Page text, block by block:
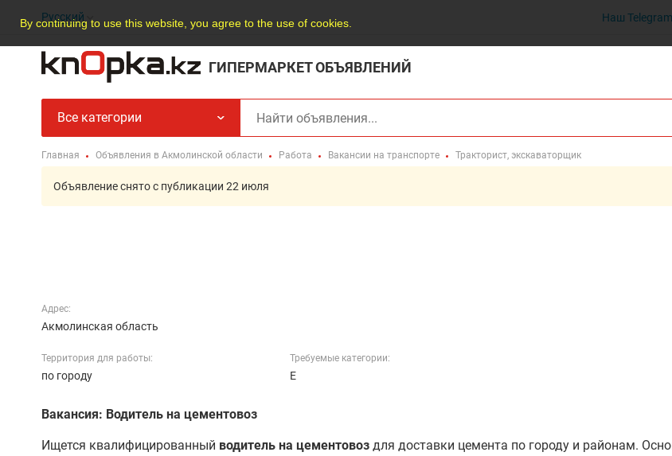
By continuing to use this website, you agree to the use of cookies.
Русский Наш Telegram
ГИПЕРМАРКЕТ ОБЪЯВЛЕНИЙ
Все категории
Главная Объявления в Акмолинской области Работа Вакансии на транспорте Тракторист, экскаваторщик
Объявление снято с публикации 22 июля
Адрес:
Акмолинская область
Территория для работы:
по городу
Требуемые категории:
E
Вакансия: Водитель на цементовоз
Ищется квалифицированный водитель на цементовоз для доставки цемента по городу и районам.